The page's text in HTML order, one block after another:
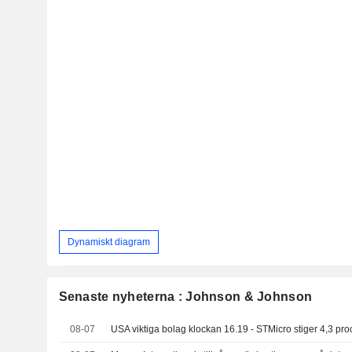
Dynamiskt diagram
Senaste nyheterna : Johnson & Johnson
08-07 USA viktiga bolag klockan 16.19 - STMicro stiger 4,3